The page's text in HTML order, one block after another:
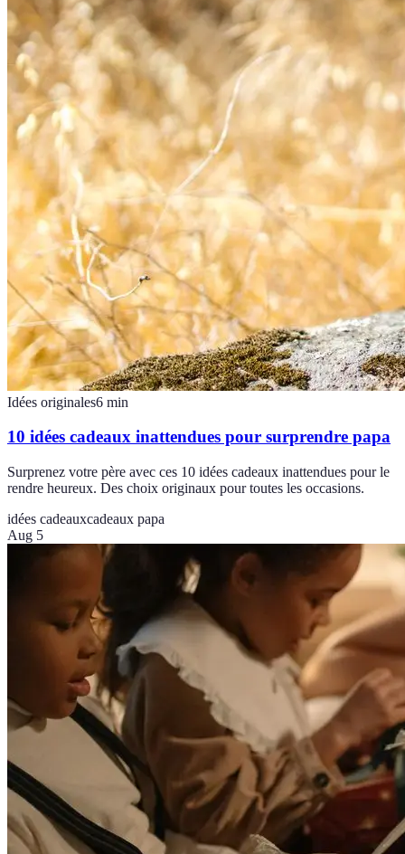
Idées originales6 min
10 idées cadeaux inattendues pour surprendre papa
Surprenez votre père avec ces 10 idées cadeaux inattendues pour le
rendre heureux. Des choix originaux pour toutes les occasions.
idées cadeauxcadeaux papa
Aug 5